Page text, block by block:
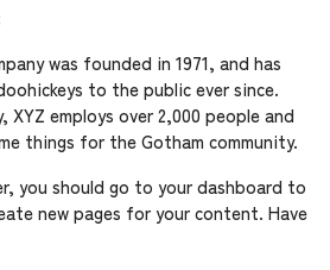
was founded in 1971, and has
to the public ever since.
employs over 2,000 people and
things for the Gotham community.
you should go to your dashboard to
new pages for your content. Have